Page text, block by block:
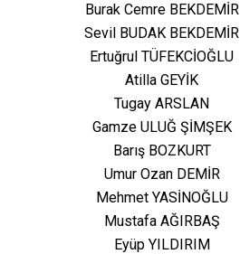
Burak Cemre BEKDEMİR
Sevil BUDAK BEKDEMİR
Ertuğrul TÜFEKCİOĞLU
Atilla GEYİK
Tugay ARSLAN
Gamze ULUĞ ŞİMŞEK
Barış BOZKURT
Umur Ozan DEMİR
Mehmet YASİNOĞLU
Mustafa AĞIRBAŞ
Eyüp YILDIRIM